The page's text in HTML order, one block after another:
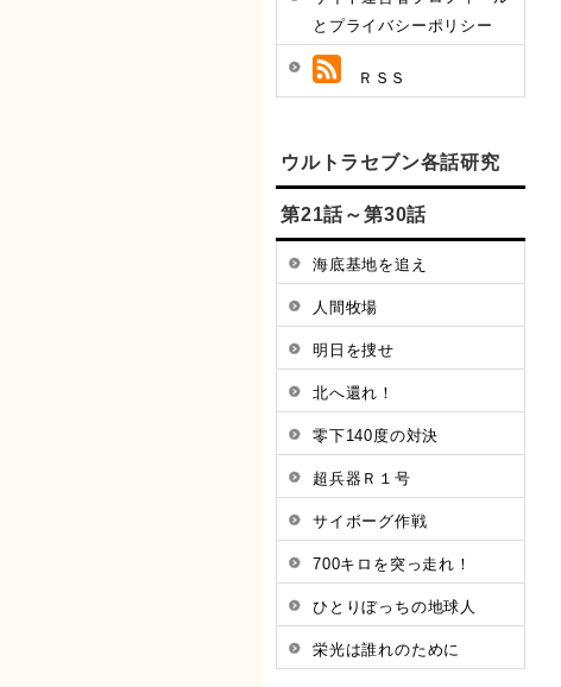
とプライバシーポリシー
ＲＳＳ
ウルトラセブン各話研究
第21話～第30話
海底基地を追え
人間牧場
明日を捜せ
北へ還れ！
零下140度の対決
超兵器Ｒ１号
サイボーグ作戦
700キロを突っ走れ！
ひとりぼっちの地球人
栄光は誰れのために